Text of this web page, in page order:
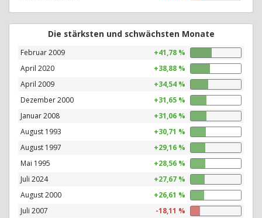
Die stärksten und schwächsten Monate
Februar 2009
+41,78 %
April 2020
+38,88 %
April 2009
+34,54 %
Dezember 2000
+31,65 %
Januar 2008
+31,06 %
August 1993
+30,71 %
August 1997
+29,16 %
Mai 1995
+28,56 %
Juli 2024
+27,67 %
August 2000
+26,61 %
Juli 2007
-18,11 %